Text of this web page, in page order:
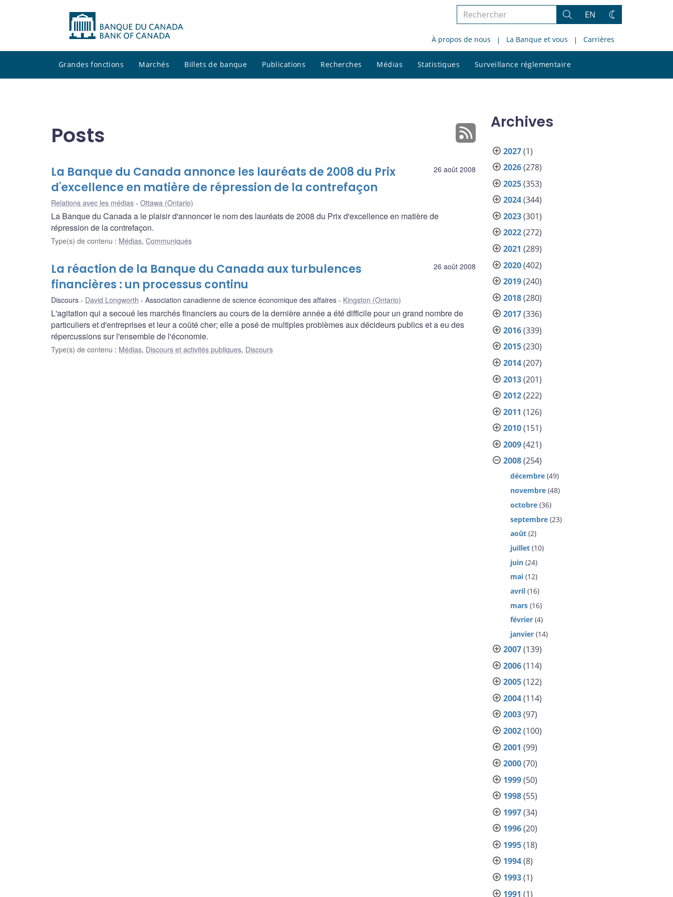
Rechercher
le
site
Rechercher
EN
Changez
thème
À propos de nous La Banque et vous Carrières
Grandes fonctions Marchés Billets de banque Publications Recherches Médias Statistiques Surveillance réglementaire
le
Posts
26 août 2008
La Banque du Canada annonce les lauréats de 2008 du Prix
d'excellence en matière de répression de la contrefaçon
Relations avec les médias Ottawa (Ontario)
La Banque du Canada a le plaisir d'annoncer le nom des lauréats de 2008 du Prix d'excellence en matière de
répression de la contrefaçon.
Type(s) de contenu : Médias, Communiqués
26 août 2008
La réaction de la Banque du Canada aux turbulences
financières : un processus continu
Discours David Longworth Association canadienne de science économique des affaires Kingston (Ontario)
L'agitation qui a secoué les marchés financiers au cours de la dernière année a été difficile pour un grand nombre de
particuliers et d'entreprises et leur a coûté cher; elle a posé de multiples problèmes aux décideurs publics et a eu des
répercussions sur l'ensemble de l'économie.
Type(s) de contenu : Médias, Discours et activités publiques, Discours
Archives
2027(1)
2026(278)
2025(353)
2024(344)
2023(301)
2022(272)
2021 (289)
2020(402)
2019(240)
2018(280)
2017(336)
2016(339)
2015(230)
2014(207)
2013(201)
2012(222)
2011 (126)
2010(151)
2009(421)
2008(254)
décembre (49)
novembre (48)
octobre (36)
septembre (23)
août (2)
juillet (10)
juin (24)
mai (12)
avril (16)
mars (16)
février (4)
janvier (14)
2007(139)
2006(114)
2005(122)
2004(114)
2003(97)
2002(100)
2001 (99)
2000(70)
1999(50)
1998(55)
1997(34)
1996(20)
1995(18)
1994(8)
1993(1)
1991 (1)